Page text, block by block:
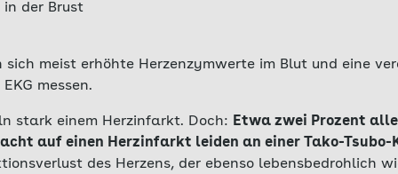
in der Brust
sich meist erhöhte Herzenzymwerte im Blut und eine
messen.
stark einem Herzinfarkt. Doch: Etwa zwei Prozent
auf einen Herzinfarkt leiden an einer Tako-
des Herzens, der ebenso lebensbedrohlich